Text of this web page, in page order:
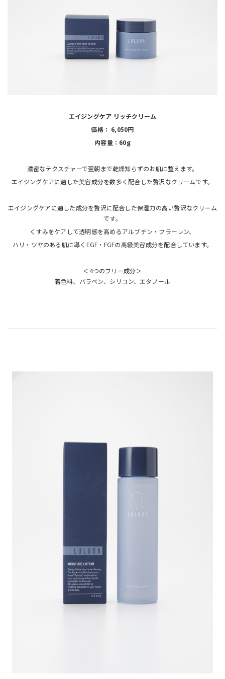
エイジングケア リッチクリーム
価格： 6,050円
内容量：60g
濃密なテクスチャーで翌朝まで乾燥知らずのお肌に整えます。
エイジングケアに適した美容成分を数多く配合した贅沢なクリームです。
エイジングケアに適した成分を贅沢に配合した保湿力の高い贅沢なクリーム
です。
くすみをケアして透明感を高めるアルブチン・フラーレン、
ハリ・ツヤのある肌に導くEGF・FGFの高級美容成分を配合しています。
＜4つのフリー成分＞
着色料、パラベン、シリコン、エタノール